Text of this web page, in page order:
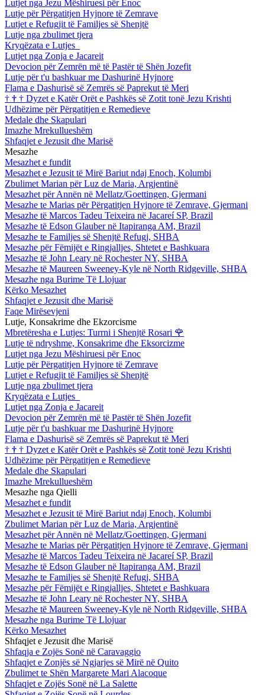
Lutjet nga Jezu Mëshiruesi për Enoc
Lutje për Përgatitjen Hyjnore të Zemrave
Lutjet e Refugjit të Familjes së Shenjtë
Lutje nga zbulimet tjera
Kryqëzata e Lutjes
Lutjet nga Zonja e Jacareit
Devocion për Zemrën më të Pastër të Shën Jozefit
Lutje për t'u bashkuar me Dashurinë Hyjnore
Flama e Dashurisë së Zemrës së Paprekut të Meri
† † † Dyzet e Katër Orët e Pashkës së Zotit tonë Jezu Krishti
Udhëzime për Përgatitjen e Remedieve
Medale dhe Skapulari
Imazhe Mrekullueshëm
Shfaqjet e Jezusit dhe Marisë
Mesazhe
Mesazhet e fundit
Mesazhet e Jezusit të Mirë Bariut ndaj Enoch, Kolumbi
Zbulimet Marian për Luz de Maria, Argjentinë
Mesazhet për Annën në Mellatz/Goettingen, Gjermani
Mesazhe te Marias për Përgatitjen Hyjnore të Zemrave, Gjermani
Mesazhe të Marcos Tadeu Teixeira në Jacareí SP, Brazil
Mesazhe të Edson Glauber në Itapiranga AM, Brazil
Mesazhe te Familjes së Shenjtë Refugj, SHBA
Mesazhe për Fëmijët e Ringjalljes, Shtetet e Bashkuara
Mesazhe të John Leary në Rochester NY, SHBA
Mesazhe të Maureen Sweeney-Kyle në North Ridgeville, SHBA
Mesazhe nga Burime Të Llojuar
Kërko Mesazhet
Shfaqjet e Jezusit dhe Marisë
Faqe Mirësevjeni
Lutje, Konsakrime dhe Ekzorcisme
Mbretëresha e Lutjes: Turrni i Shenjtë Rosari 🌹
Lutje të ndryshme, Konsakrime dhe Eksorcizme
Lutjet nga Jezu Mëshiruesi për Enoc
Lutje për Përgatitjen Hyjnore të Zemrave
Lutjet e Refugjit të Familjes së Shenjtë
Lutje nga zbulimet tjera
Kryqëzata e Lutjes
Lutjet nga Zonja e Jacareit
Devocion për Zemrën më të Pastër të Shën Jozefit
Lutje për t'u bashkuar me Dashurinë Hyjnore
Flama e Dashurisë së Zemrës së Paprekut të Meri
† † † Dyzet e Katër Orët e Pashkës së Zotit tonë Jezu Krishti
Udhëzime për Përgatitjen e Remedieve
Medale dhe Skapulari
Imazhe Mrekullueshëm
Mesazhe nga Qielli
Mesazhet e fundit
Mesazhet e Jezusit të Mirë Bariut ndaj Enoch, Kolumbi
Zbulimet Marian për Luz de Maria, Argjentinë
Mesazhet për Annën në Mellatz/Goettingen, Gjermani
Mesazhe te Marias për Përgatitjen Hyjnore të Zemrave, Gjermani
Mesazhe të Marcos Tadeu Teixeira në Jacareí SP, Brazil
Mesazhe të Edson Glauber në Itapiranga AM, Brazil
Mesazhe te Familjes së Shenjtë Refugj, SHBA
Mesazhe për Fëmijët e Ringjalljes, Shtetet e Bashkuara
Mesazhe të John Leary në Rochester NY, SHBA
Mesazhe të Maureen Sweeney-Kyle në North Ridgeville, SHBA
Mesazhe nga Burime Të Llojuar
Kërko Mesazhet
Shfaqjet e Jezusit dhe Marisë
Shfaqja e Zojës Sonë në Caravaggio
Shfaqjet e Zonjës së Ngjarjes së Mirë në Quito
Zbulimet te Shën Margarete Mari Alacoque
Shfaqjet e Zojës Sonë në La Salette